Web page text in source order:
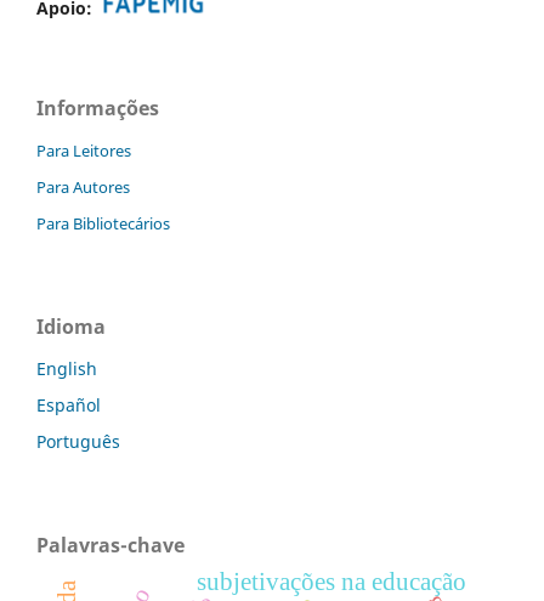
Apoio:
Informações
Para Leitores
Para Autores
Para Bibliotecários
Idioma
English
Español
Português
Palavras-chave
subjetivações na educação